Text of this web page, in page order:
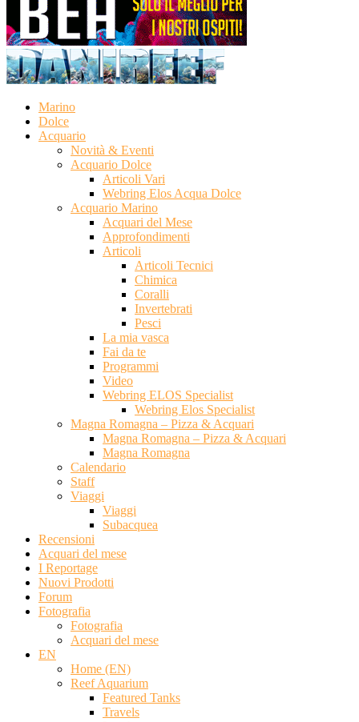
Marino
Dolce
Acquario
Novità & Eventi
Acquario Dolce
Articoli Vari
Webring Elos Acqua Dolce
Acquario Marino
Acquari del Mese
Approfondimenti
Articoli
Articoli Tecnici
Chimica
Coralli
Invertebrati
Pesci
La mia vasca
Fai da te
Programmi
Video
Webring ELOS Specialist
Webring Elos Specialist
Magna Romagna – Pizza & Acquari
Magna Romagna – Pizza & Acquari
Magna Romagna
Calendario
Staff
Viaggi
Viaggi
Subacquea
Recensioni
Acquari del mese
I Reportage
Nuovi Prodotti
Forum
Fotografia
Fotografia
Acquari del mese
EN
Home (EN)
Reef Aquarium
Featured Tanks
Travels